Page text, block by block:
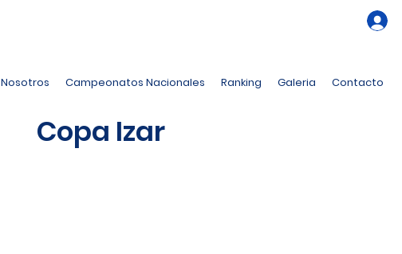
Nosotros Campeonatos Nacionales Ranking Galeria Contacto
Copa Izar